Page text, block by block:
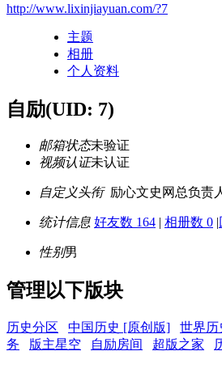
http://www.lixinjiayuan.com/?7
主题
相册
个人资料
自励(UID: 7)
邮箱状态未验证
视频认证未认证
自定义头衔 励心文史网总负责
统计信息 好友数 164 | 相册数 0 |
性别男
管理以下版块
历史分区 中国历史 [原创版] 世界历
务
版主星空 自励房间 超版之家